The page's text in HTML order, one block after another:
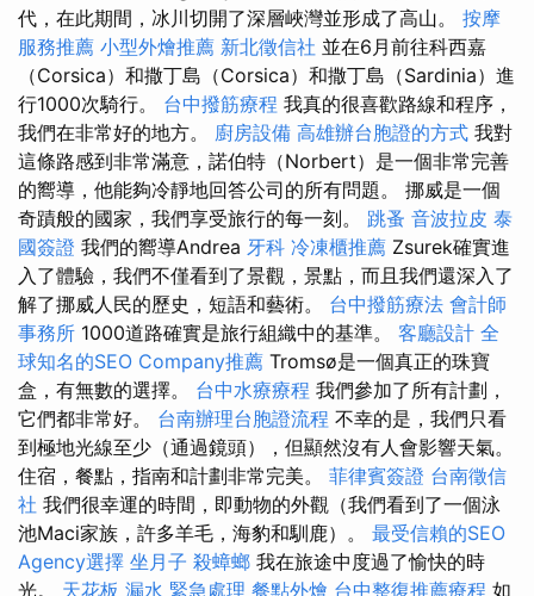
代，在此期間，冰川切開了深層峽灣並形成了高山。 按摩
服務推薦 小型外燴推薦 新北徵信社 並在6月前往科西嘉
（Corsica）和撒丁島（Corsica）和撒丁島（Sardinia）進
行1000次騎行。 台中撥筋療程 我真的很喜歡路線和程序，
我們在非常好的地方。 廚房設備 高雄辦台胞證的方式 我對
這條路感到非常滿意，諾伯特（Norbert）是一個非常完善
的嚮導，他能夠冷靜地回答公司的所有問題。 挪威是一個
奇蹟般的國家，我們享受旅行的每一刻。 跳蚤 音波拉皮 泰
國簽證 我們的嚮導Andrea 牙科 冷凍櫃推薦 Zsurek確實進
入了體驗，我們不僅看到了景觀，景點，而且我們還深入了
解了挪威人民的歷史，短語和藝術。 台中撥筋療法 會計師
事務所 1000道路確實是旅行組織中的基準。 客廳設計 全
球知名的SEO Company推薦 Tromsø是一個真正的珠寶
盒，有無數的選擇。 台中水療療程 我們參加了所有計劃，
它們都非常好。 台南辦理台胞證流程 不幸的是，我們只看
到極地光線至少（通過鏡頭），但顯然沒有人會影響天氣。
住宿，餐點，指南和計劃非常完美。 菲律賓簽證 台南徵信
社 我們很幸運的時間，即動物的外觀（我們看到了一個泳
池Maci家族，許多羊毛，海豹和馴鹿）。 最受信賴的SEO
Agency選擇 坐月子 殺蟑螂 我在旅途中度過了愉快的時
光。 天花板 漏水 緊急處理 餐點外燴 台中整復推薦療程 如